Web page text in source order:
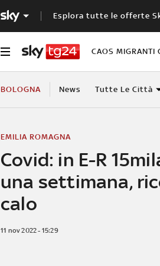
Esplora tutte le offerte
CAOS MIGRANTI
BOLOGNA News Tutte Le Città
Covid: in E-R
una settimana,
calo
EMILIA ROMAGNA
11 nov 2022 - 15:29